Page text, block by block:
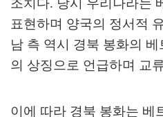
조치다. 당시 우리나라는
표현하며 양국의 정서적
남 측 역시 경북 봉화의
의 상징으로 언급하며 교
이에 따라 경북 봉화는 베